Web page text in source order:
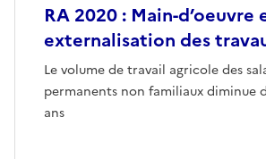
RA 2020 : Main-d’oeuvre
externalisation des
Le volume de travail agricole des
permanents non familiaux diminue
ans